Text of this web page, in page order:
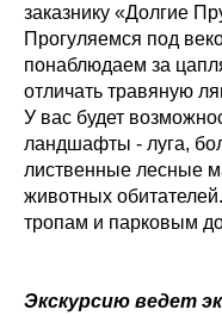
заказнику «Долгие
Прогуляемся под
понаблюдаем за
отличать травяную
У вас будет
ландшафты - луга,
лиственные лесные
животных
тропам и парковым
Экскурсию ведет